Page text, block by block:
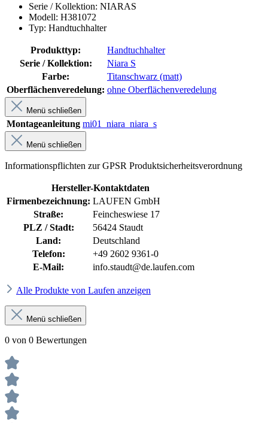
Serie / Kollektion: NIARAS
Modell: H381072
Typ: Handtuchhalter
Produkttyp:
Handtuchhalter
Serie / Kollektion:
Niara S
Farbe:
Titanschwarz (matt)
Oberflächenveredelung: ohne Oberflächenveredelung
Menü schließen
Montageanleitung mi01_niara_niara_s
Menü schließen
Informationspflichten zur GPSR Produktsicherheitsverordnung
Hersteller-Kontaktdaten
Firmenbezeichnung: LAUFEN GmbH
Straße:
Feincheswiese 17
PLZ / Stadt:
56424 Staudt
Land:
Deutschland
Telefon:
+49 2602 9361-0
E-Mail:
info.staudt@de.laufen.com
Alle Produkte von Laufen anzeigen
Menü schließen
0 von 0 Bewertungen